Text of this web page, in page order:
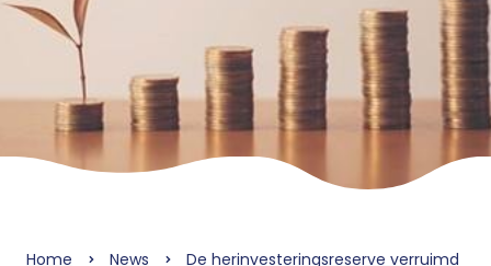
Home News De herinvesteringsreserve verruimd